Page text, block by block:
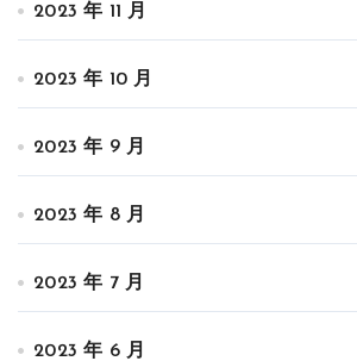
2023 年 11 月
2023 年 10 月
2023 年 9 月
2023 年 8 月
2023 年 7 月
2023 年 6 月